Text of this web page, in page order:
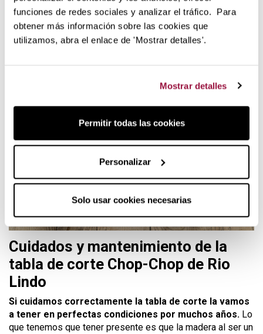
funciones de redes sociales y analizar el tráfico. Para
obtener más información sobre las cookies que
utilizamos, abra el enlace de 'Mostrar detalles'.
Mostrar detalles
Permitir todas las cookies
Personalizar
Solo usar cookies necesarias
superficie y darlepropiedades resistentes y duraderas.
Cada tabla es trabajada por artesanos a mano
ninguna es igual a otra. Tendrás un producto único, con
Cuidados y mantenimiento de la
tabla de corte Chop-Chop de Rio
Lindo
Si cuidamos correctamente la tabla de corte la vamos
a tener en perfectas condiciones por muchos años. Lo
que tenemos que tener presente es que la madera al ser un